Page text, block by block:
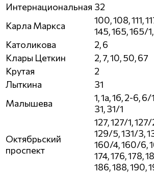
Интернациональная 32
Карла Маркса
100, 108, 111,
145, 165, 165/
Католикова
2, 6
Клары Цеткин
2, 7, 10, 50, 67
Крутая
2
Лыткина
31
Малышева
1, 1а, 1б, 2-6,
31, 31/1
Октябрьский
проспект
127, 127/1,
129/5, 131/3,
160/4, 160/6,
174, 176, 178,
186, 188, 190,